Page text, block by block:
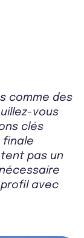
comme des
vous
clés
finale
pas un
avec